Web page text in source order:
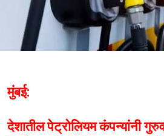
मुंबई:
देशातील पेट्रोलियम कंपन्यांनी